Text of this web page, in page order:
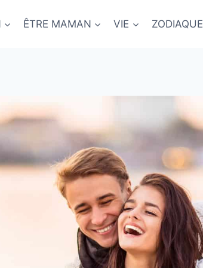
ÊTRE MAMAN VIE ZODIAQUE